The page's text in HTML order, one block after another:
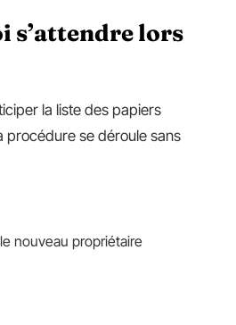
s’attendre lors
la liste des papiers
procédure se déroule sans
nouveau propriétaire